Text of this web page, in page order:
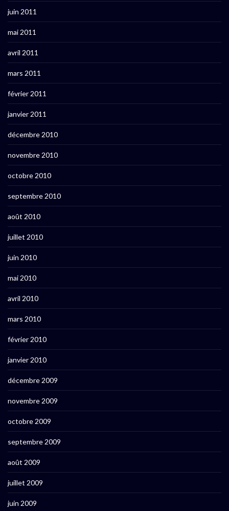
juin 2011
mai 2011
avril 2011
mars 2011
février 2011
janvier 2011
décembre 2010
novembre 2010
octobre 2010
septembre 2010
août 2010
juillet 2010
juin 2010
mai 2010
avril 2010
mars 2010
février 2010
janvier 2010
décembre 2009
novembre 2009
octobre 2009
septembre 2009
août 2009
juillet 2009
juin 2009